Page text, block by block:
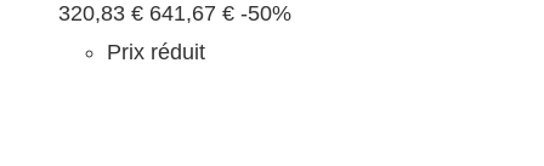
320,83 € 641,67 € -50%
Prix réduit